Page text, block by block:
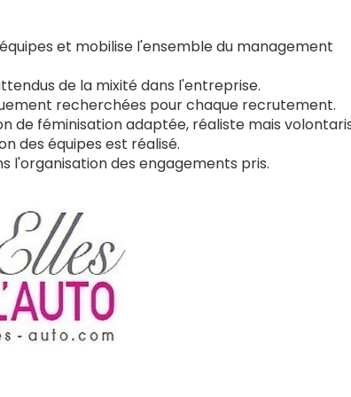
et mobilise l'ensemble du management
de la mixité dans l'entreprise.
recherchées pour chaque recrutement.
de féminisation adaptée, réaliste mais
des équipes est réalisé.
l'organisation des engagements pris.